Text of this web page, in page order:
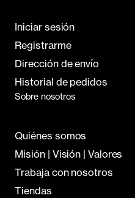
Iniciar sesión
Registrarme
Dirección de envío
Historial de pedidos
Sobre nosotros
Quiénes somos
Misión | Visión | Valores
Trabaja con nosotros
Tiendas